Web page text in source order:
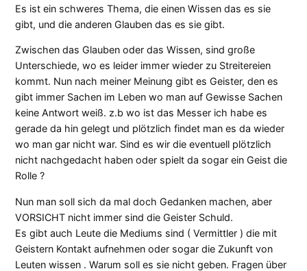
Es ist ein schweres Thema, die einen Wissen das es sie
gibt, und die anderen Glauben das es sie gibt.
Zwischen das Glauben oder das Wissen, sind große
Unterschiede, wo es leider immer wieder zu Streitereien
kommt. Nun nach meiner Meinung gibt es Geister, den es
gibt immer Sachen im Leben wo man auf Gewisse Sachen
keine Antwort weiß. z.b wo ist das Messer ich habe es
gerade da hin gelegt und plötzlich findet man es da wieder
wo man gar nicht war. Sind es wir die eventuell plötzlich
nicht nachgedacht haben oder spielt da sogar ein Geist die
Rolle ?
Nun man soll sich da mal doch Gedanken machen, aber
VORSICHT nicht immer sind die Geister Schuld.
Es gibt auch Leute die Mediums sind ( Vermittler ) die mit
Geistern Kontakt aufnehmen oder sogar die Zukunft von
Leuten wissen . Warum soll es sie nicht geben. Fragen über